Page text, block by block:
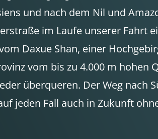
und nach dem Nil und
im Laufe unserer Fahrt
Daxue Shan, einer
vom bis zu 4.000 m hohen
überqueren. Der Weg nach
jeden Fall auch in Zukunft